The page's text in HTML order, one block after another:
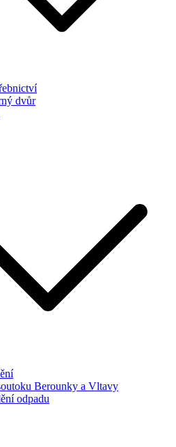
dvůr
Berounky a Vltavy
odpadu